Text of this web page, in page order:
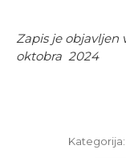
Zapis je objavljen
oktobra 2024
Kategorija: